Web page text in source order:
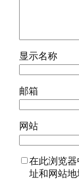
显示名称
邮箱
网站
在此浏览
址和网站地